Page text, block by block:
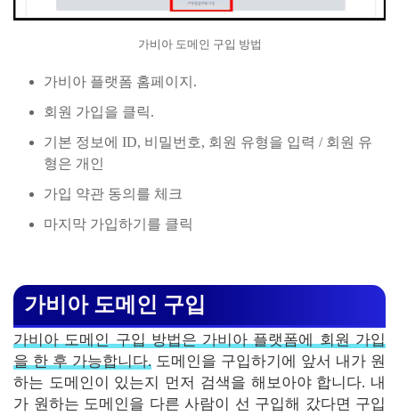
가비아 도메인 구입 방법
가비아 플랫폼 홈페이지.
회원 가입을 클릭.
기본 정보에 ID, 비밀번호, 회원 유형을 입력 / 회원 유
형은 개인
가입 약관 동의를 체크
마지막 가입하기를 클릭
가비아 도메인 구입
가비아 도메인 구입 방법은 가비아 플랫폼에 회원 가입
을 한 후 가능합니다. 도메인을 구입하기에 앞서 내가 원
하는 도메인이 있는지 먼저 검색을 해보아야 합니다. 내
가 원하는 도메인을 다른 사람이 선 구입해 갔다면 구입